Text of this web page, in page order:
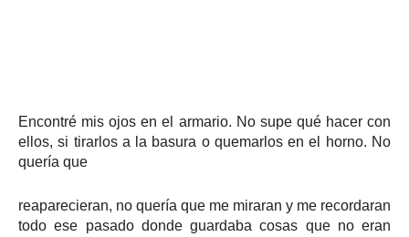
Encontré mis ojos en el armario. No supe qué hacer con
ellos, si tirarlos a la basura o quemarlos en el horno. No
quería que
reaparecieran, no quería que me miraran y me recordaran
todo ese pasado donde guardaba cosas que no eran